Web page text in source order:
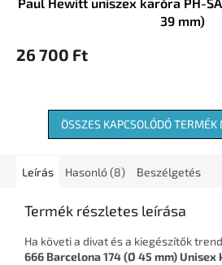
39 mm)
26 700 Ft
ÖSSZES KAPCSOLÓDÓ TERMÉK
Leírás Hasonló (8) Beszélgetés
Termék részletes leírása
Ha követi a divat és a kiegészítők
666 Barcelona 174 (Ø 45 mm)